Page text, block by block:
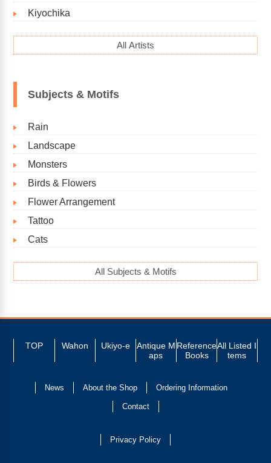
Kiyochika
All Artists
Subjects & Motifs
Rain
Landscape
Monsters
Birds & Flowers
Flower Arrangement
Tattoo
Cats
All Subjects & Motifs
TOP Wahon Ukiyo-e
Antique M
aps
Reference
Books
All Listed I
tems
News About the Shop Ordering Information
Contact
Privacy Policy